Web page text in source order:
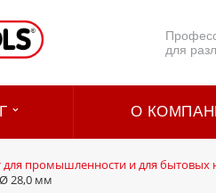
для
О
для промышленности и для бытовых
28,0 мм